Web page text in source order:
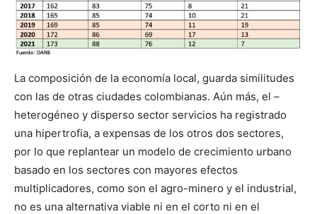
La composición de la economía local, guarda similitudes
con las de otras ciudades colombianas. Aún más, el –
heterogéneo y disperso sector servicios ha registrado
una hipertrofia, a expensas de los otros dos sectores,
por lo que replantear un modelo de crecimiento urbano
basado en los sectores con mayores efectos
multiplicadores, como son el agro-minero y el industrial,
no es una alternativa viable ni en el corto ni en el